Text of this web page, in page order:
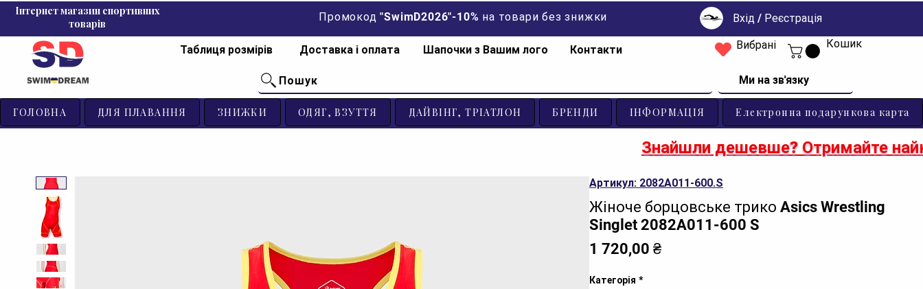
Інтернет магазин спортивних
товарів
Промокод "SwimD2026"-10% на товари без знижки Вхід / Реєстрація
Таблиця розмірів Доставка і оплата Шапочки з Вашим лого Контакти Вибрані Кошик
Пошук Ми на зв'язку
ГОЛОВНА ДЛЯ ПЛАВАННЯ ЗНИЖКИ ОДЯГ, ВЗУТТЯ ДАЙВІНГ, ТРІАТЛОН БРЕНДИ ІНФОРМАЦІЯ Електронна подарункова карта
Артикул: 2082A011-600.S
Жіноче борцовське трико Asics Wrestling
Singlet 2082A011-600 S
1 720,00 ₴Ціна
Категорія *
Знайшли дешевше? Отримайте